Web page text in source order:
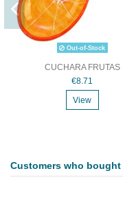
Out-of-Stock
CUCHARA FRUTAS
€8.71
View
Customers who